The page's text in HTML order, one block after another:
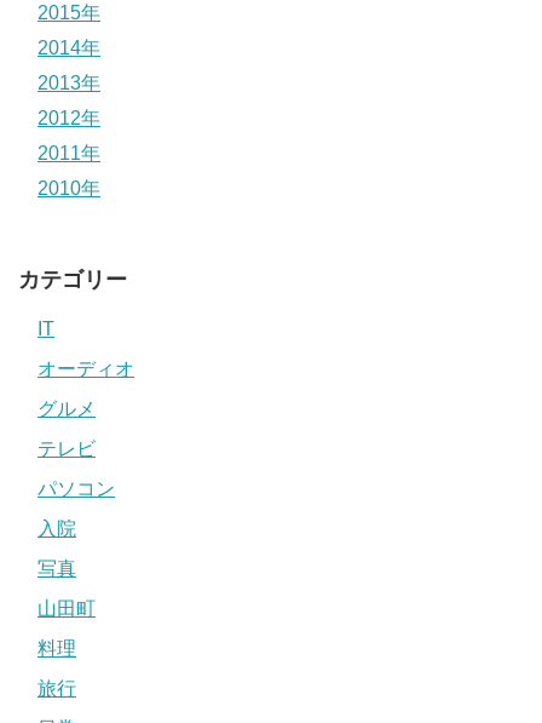
2015年
2014年
2013年
2012年
2011年
2010年
カテゴリー
IT
オーディオ
グルメ
テレビ
パソコン
入院
写真
山田町
料理
旅行